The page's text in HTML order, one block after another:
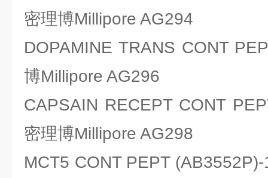
密理博Millipore AG294
DOPAMINE TRANS CONT
博Millipore AG296
CAPSAIN RECEPT CONT
密理博Millipore AG298
MCT5 CONT PEPT